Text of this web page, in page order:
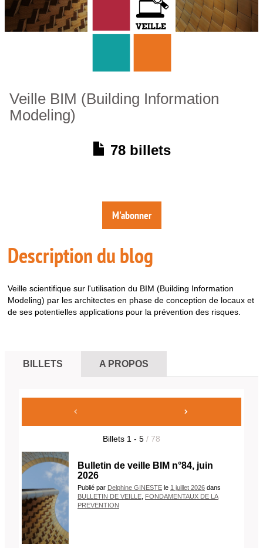
Veille BIM (Building Information
Modeling)
78 billets
M'abonner
Description du blog
Veille scientifique sur l'utilisation du BIM (Building Information
Modeling) par les architectes en phase de conception de locaux et
de ses potentielles applications pour la prévention des risques.
BILLETS A PROPOS
Billets 1 - 5 / 78
Bulletin de veille BIM n°84, juin
2026
Publié par Delphine GINESTE le 1 juillet 2026 dans
BULLETIN DE VEILLE FONDAMENTAUX DE LA
PREVENTION